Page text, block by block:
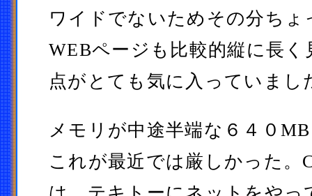
ワイドでないためその分ちょ
WEBページも比較的縦に長
点がとても気に入っていまし
メモリが中途半端な６４０
これが最近では厳しかった。